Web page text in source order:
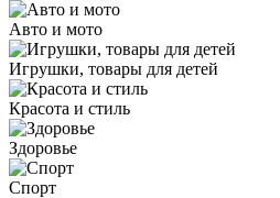
Авто и мото
Игрушки, товары для детей
Красота и стиль
Здоровье
Спорт